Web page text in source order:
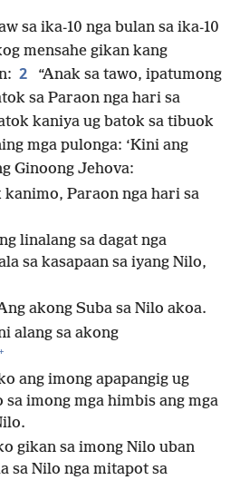
sa ika-10 nga bulan sa ika-10
mensahe gikan kang
2
“Anak sa tawo, ipatumong
sa Paraon nga hari sa
kaniya ug batok sa tibuok
mga pulonga: ‘Kini ang
Ginoong Jehova:
kanimo, Paraon nga hari sa
linalang sa dagat nga
sa kasapaan sa iyang Nilo,
akong Suba sa Nilo akoa.
alang sa akong
ang imong apapangig ug
imong mga himbis ang mga
gikan sa imong Nilo uban
sa Nilo nga mitapot sa